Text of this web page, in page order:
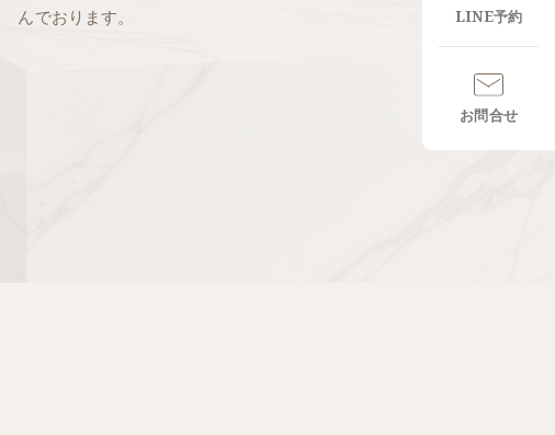
LINE予約
お問合せ
んでおります。